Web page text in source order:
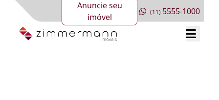
Anuncie seu
imóvel
(11) 5555-1000